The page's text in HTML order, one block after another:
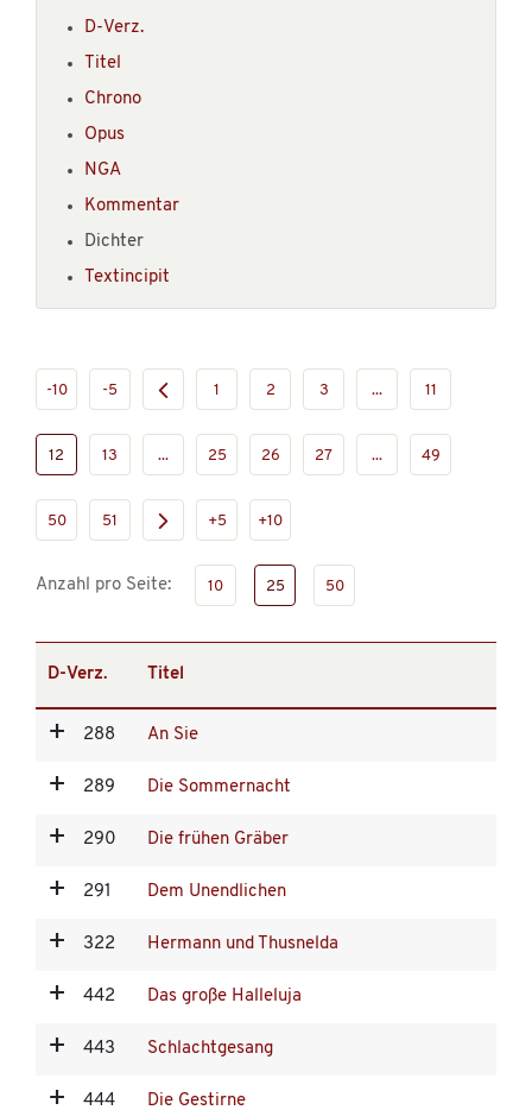
D-Verz.
Titel
Chrono
Opus
NGA
Kommentar
Dichter
Textincipit
-10 -5 1 2 3 ... 11
12 13 ... 25 26 27 ... 49
50 51 +5 +10
Anzahl pro Seite: 10 25 50
D-Verz. Titel
288 An Sie
289 Die Sommernacht
290 Die frühen Gräber
291 Dem Unendlichen
322 Hermann und Thusnelda
442 Das große Halleluja
443 Schlachtgesang
444 Die Gestirne